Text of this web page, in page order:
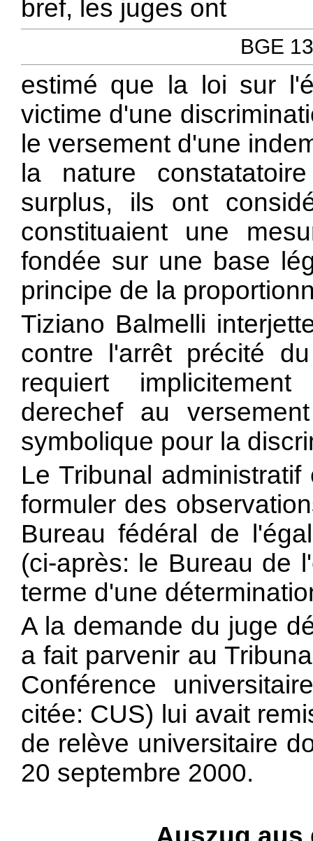
bref, les juges ont
BGE
estimé que la loi sur
victime d'une
le versement d'une
la nature
surplus, ils ont
constituaient une
fondée sur une base
principe de la
Tiziano Balmelli
contre l'arrêt précité
requiert
derechef au
symbolique pour la
Le Tribunal
formuler des
Bureau fédéral de
(ci-après: le Bureau de
terme d'une
A la demande du juge
a fait parvenir au
Conférence
citée: CUS) lui avait
de relève universitaire
20 septembre 2000.